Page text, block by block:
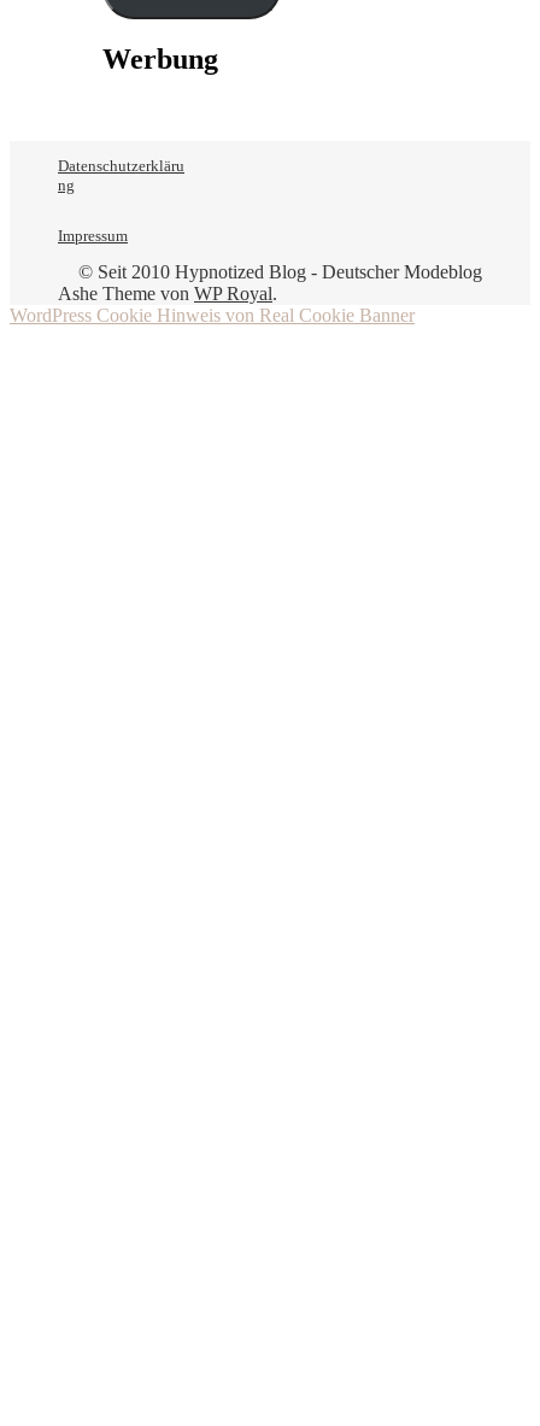
Werbung
Datenschutzerkläru
ng
Impressum
© Seit 2010 Hypnotized Blog - Deutscher Modeblog
Ashe Theme von WP Royal.
WordPress Cookie Hinweis von Real Cookie Banner